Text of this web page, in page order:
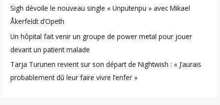
Sigh dévoile le nouveau single « Unputenpu » avec Mikael
Åkerfeldt d’Opeth
Un hôpital fait venir un groupe de power metal pour jouer
devant un patient malade
Tarja Turunen revient sur son départ de Nightwish : « J’aurais
probablement dû leur faire vivre l’enfer »